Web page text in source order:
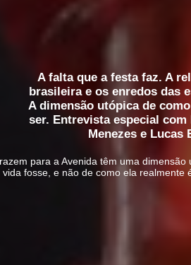
A falta que a festa faz. A
brasileira e os enredos das
A dimensão utópica de
ser. Entrevista especial com
Menezes e Lucas
para a Avenida têm uma
vida fosse, e não de como ela realmente